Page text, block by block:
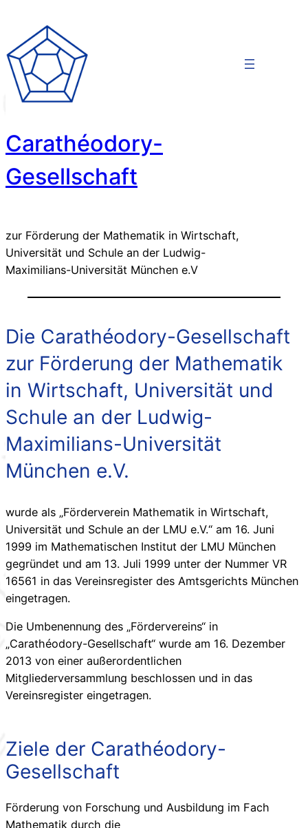
springen
Carathéodory-
Gesellschaft
zur Förderung der Mathematik in Wirtschaft,
Universität und Schule an der Ludwig-
Maximilians-Universität München e.V
Die Carathéodory-Gesellschaft
zur Förderung der Mathematik
in Wirtschaft, Universität und
Schule an der Ludwig-
Maximilians-Universität
München e.V.
wurde als „Förderverein Mathematik in Wirtschaft,
Universität und Schule an der LMU e.V.“ am 16. Juni
1999 im Mathematischen Institut der LMU München
gegründet und am 13. Juli 1999 unter der Nummer VR
16561 in das Vereinsregister des Amtsgerichts München
eingetragen.
Die Umbenennung des „Fördervereins“ in
„Carathéodory-Gesellschaft“ wurde am 16. Dezember
2013 von einer außerordentlichen
Mitgliederversammlung beschlossen und in das
Vereinsregister eingetragen.
Ziele der Carathéodory-
Gesellschaft
Förderung von Forschung und Ausbildung im Fach
Mathematik durch die